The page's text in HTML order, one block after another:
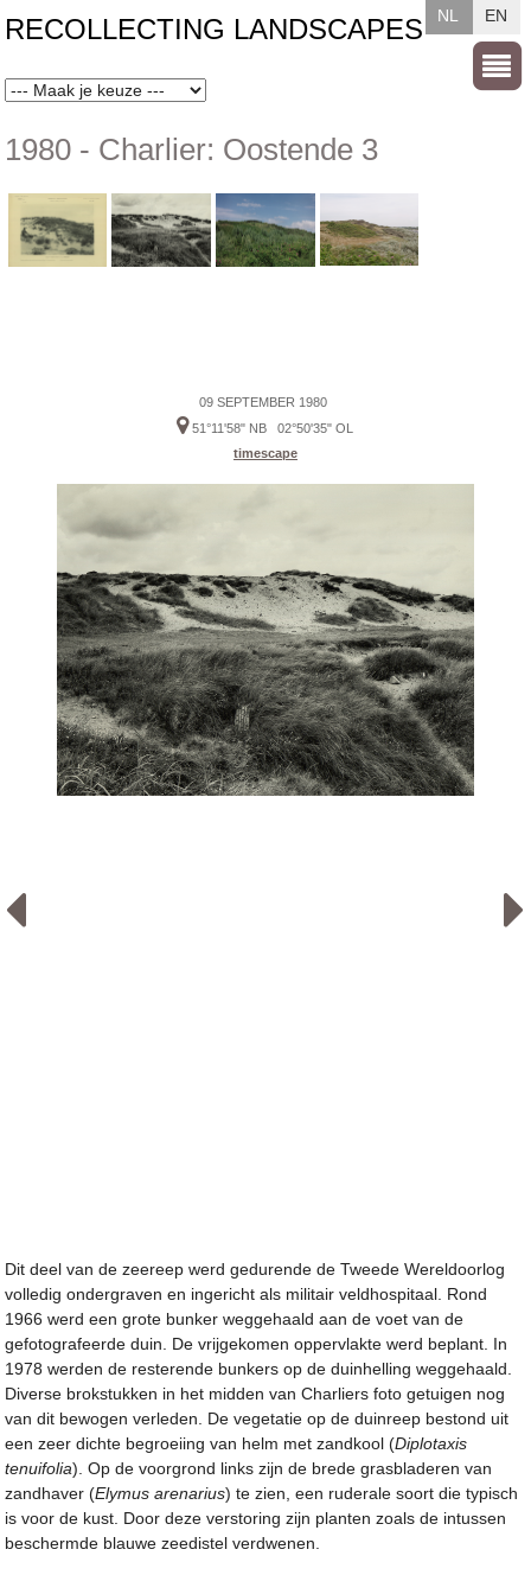
EN
NL
RECOLLECTING LANDSCAPES
1980 - Charlier: Oostende 3
09 SEPTEMBER 1980
51°11'58" NB 02°50'35" OL
timescape
Dit deel van de zeereep werd gedurende de Tweede Wereldoorlog
volledig ondergraven en ingericht als militair veldhospitaal. Rond
1966 werd een grote bunker weggehaald aan de voet van de
gefotografeerde duin. De vrijgekomen oppervlakte werd beplant. In
1978 werden de resterende bunkers op de duinhelling weggehaald.
Diverse brokstukken in het midden van Charliers foto getuigen nog
van dit bewogen verleden. De vegetatie op de duinreep bestond uit
een zeer dichte begroeiing van helm met zandkool (Diplotaxis
tenuifolia). Op de voorgrond links zijn de brede grasbladeren van
zandhaver (Elymus arenarius) te zien, een ruderale soort die typisch
is voor de kust. Door deze verstoring zijn planten zoals de intussen
beschermde blauwe zeedistel verdwenen.